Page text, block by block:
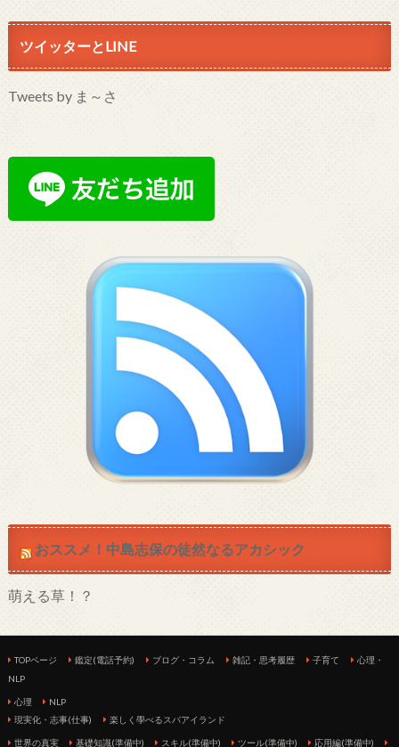
ツイッターとLINE
Tweets by ま～さ
おススメ！中島志保の徒然なるアカシック
萌える草！？
TOPページ 鑑定(電話予約) ブログ・コラム 雑記・思考履歴 子育て
心理・
NLP
心理
NLP
現実化・志事(仕事)
楽しく學べるスパアイランド
世界の真実 基礎知識(準備中) スキル(準備中) ツール(準備中) 応用編(準備中)